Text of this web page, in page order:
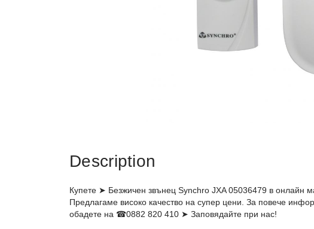
Description
Купете ➤ Безжичен звънец Synchro JXA 05036479 в онлайн
Предлагаме високо качество на супер цени. За повече
обадете на ☎0882 820 410 ➤ Заповядайте при нас!